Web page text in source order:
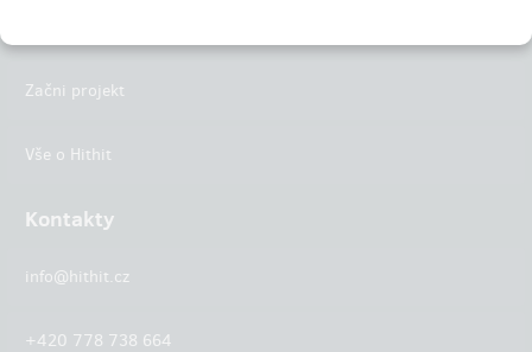
Začni projekt
Vše o Hithit
Kontakty
info@hithit.cz
+420 778 738 664